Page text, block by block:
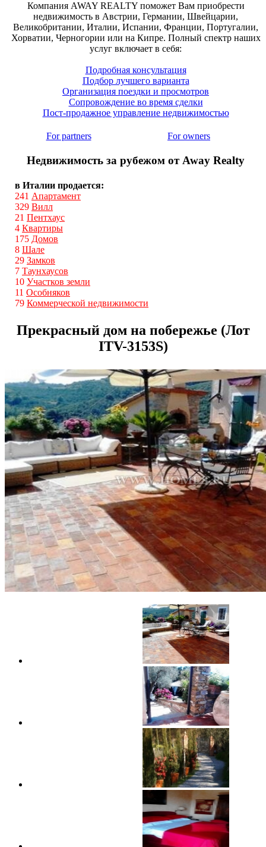
Компания AWAY REALTY поможет Вам приобрести
недвижимость в Австрии, Германии, Швейцарии,
Великобритании, Италии, Испании, Франции, Португалии,
Хорватии, Черногории или на Кипре. Полный спектр наших
услуг включает в себя:
Подробная консультация
Подбор лучшего варианта
Организация поездки и просмотров
Сопровождение во время сделки
Пост-продажное управление недвижимостью
For partners For owners
Недвижимость за рубежом от Away Realty
в Италии продается:
241 Апартамент
329 Вилл
21 Пентхаус
4 Квартиры
175 Домов
8 Шале
29 Замков
7 Таунхаусов
10 Участков земли
11 Особняков
79 Коммерческой недвижимости
Прекрасный дом на побережье (Лот
ITV-3153S)